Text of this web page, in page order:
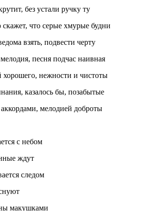
без устали ручку ту
скажет, что серые хмурые будни
взять, подвести черту
песня подчас наивная
хорошего, нежности и чистоты
казалось бы, позабытые
мелодией доброты
с небом
ждут
следом
макушками